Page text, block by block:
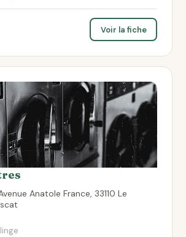
Voir la fiche
Anatole France, 33110 Le